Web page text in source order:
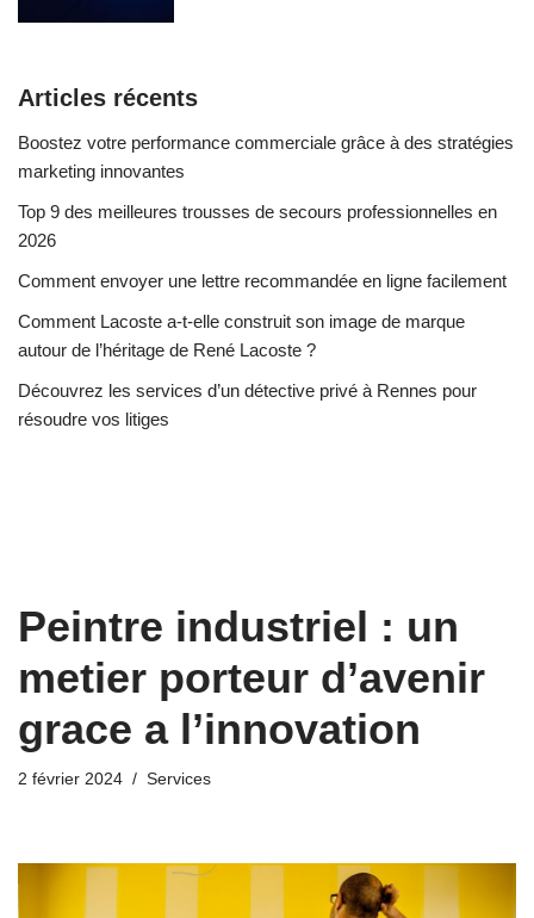
Articles récents
Boostez votre performance commerciale grâce à des stratégies
marketing innovantes
Top 9 des meilleures trousses de secours professionnelles en
2026
Comment envoyer une lettre recommandée en ligne facilement
Comment Lacoste a-t-elle construit son image de marque
autour de l’héritage de René Lacoste ?
Découvrez les services d’un détective privé à Rennes pour
résoudre vos litiges
Peintre industriel : un
metier porteur d’avenir
grace a l’innovation
2 février 2024 Services